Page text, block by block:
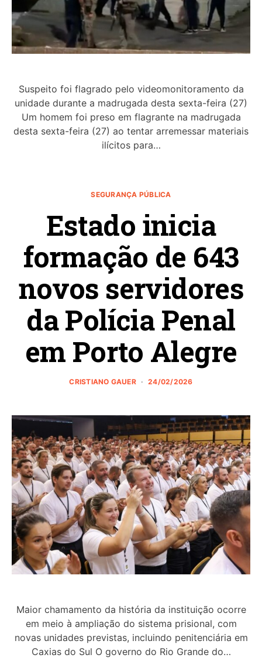
Suspeito foi flagrado pelo videomonitoramento da
unidade durante a madrugada desta sexta-feira (27)
Um homem foi preso em flagrante na madrugada
desta sexta-feira (27) ao tentar arremessar materiais
ilícitos para…
SEGURANÇA PÚBLICA
Estado inicia
formação de 643
novos servidores
da Polícia Penal
em Porto Alegre
CRISTIANO GAUER 24/02/2026
Maior chamamento da história da instituição ocorre
em meio à ampliação do sistema prisional, com
novas unidades previstas, incluindo penitenciária em
Caxias do Sul O governo do Rio Grande do…